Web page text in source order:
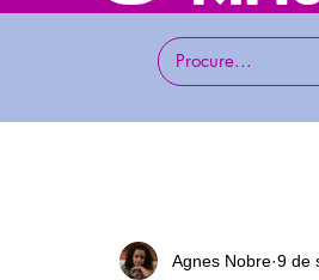
Agnes Nobre 9 de